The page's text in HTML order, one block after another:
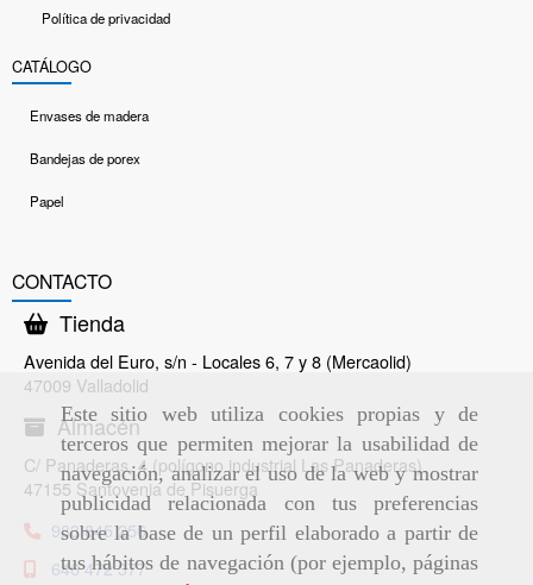
Este sitio web utiliza cookies propias y de
terceros que permiten mejorar la usabilidad de
navegación, analizar el uso de la web y mostrar
publicidad relacionada con tus preferencias
sobre la base de un perfil elaborado a partir de
tus hábitos de navegación (por ejemplo, páginas
Política de privacidad
CATÁLOGO
Envases de madera
Bandejas de porex
Papel
CONTACTO
Tienda
Avenida del Euro, s/n - Locales 6, 7 y 8 (Mercaolid)
47009 Valladolid
Almacén
C/ Panaderas, 4 (polígono industrial Las Panaderas)
47155 Santovenia de Pisuerga
983 845 256
646 472 377